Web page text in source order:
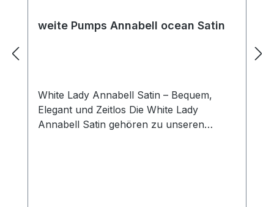
weite Pumps Annabell ocean Satin
White Lady Annabell Satin – Bequem,
Elegant und Zeitlos Die White Lady
Annabell Satin gehören zu unseren